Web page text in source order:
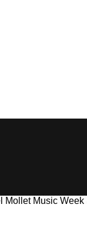
Mollet Music Week